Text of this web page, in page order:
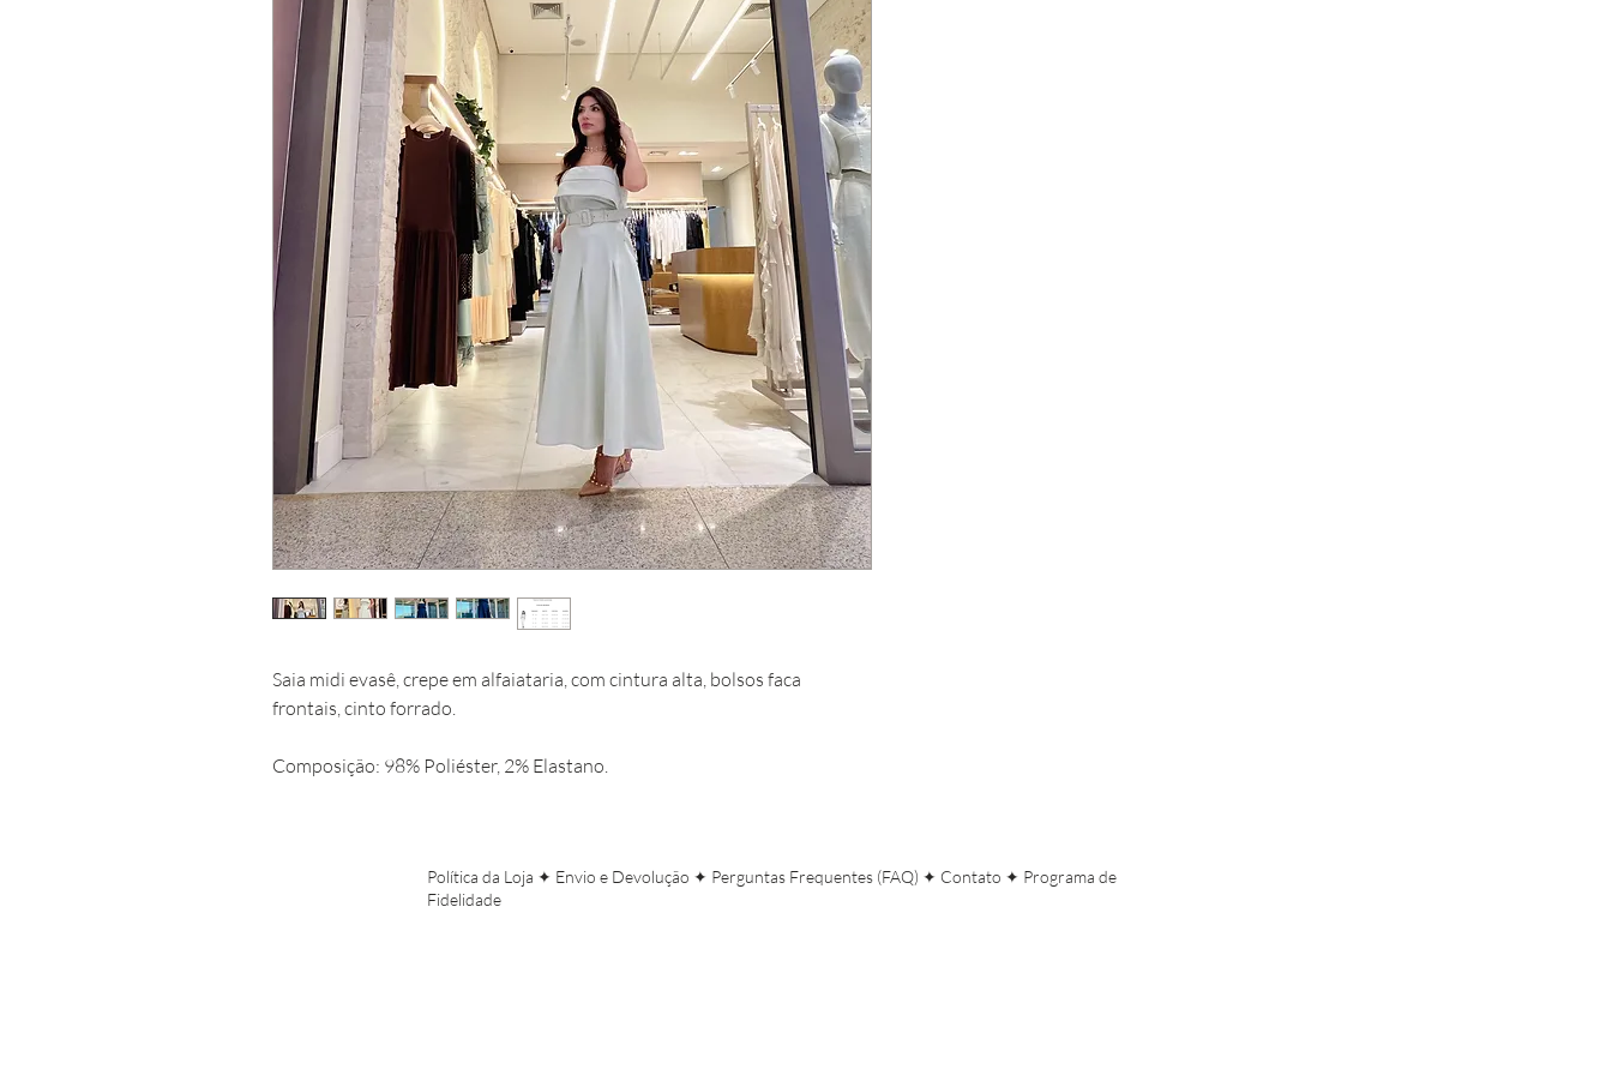
Saia midi evasê, crepe em alfaiataria, com cintura alta, bolsos faca
frontais, cinto forrado.
Composição: 98% Poliéster, 2% Elastano.
Política da Loja ✦ Envio e Devolução ✦ Perguntas Frequentes (FAQ) ✦ Contato ✦ Programa de
Fidelidade